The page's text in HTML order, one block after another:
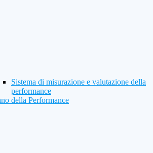
Sistema di misurazione e valutazione della
performance
della Performance